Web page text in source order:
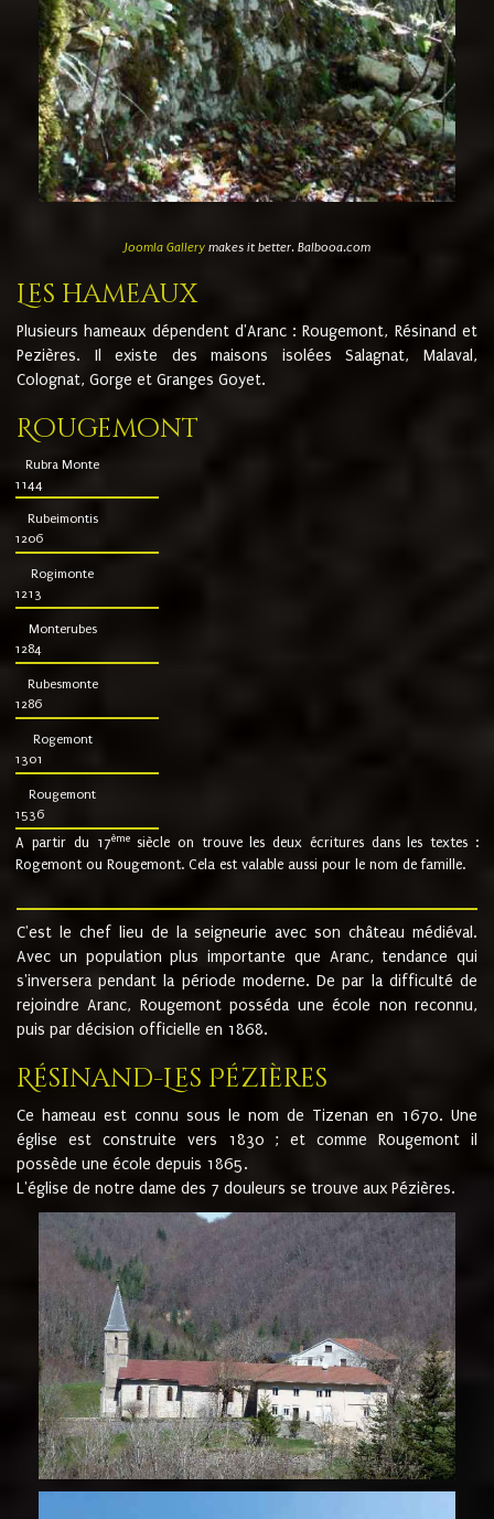
Joomla Gallerymakes it better. Balbooa.com
Les hameaux
Plusieurs hameaux dépendent d'Aranc : Rougemont, Résinand et
Pezières. Il existe des maisons isolées Salagnat, Malaval,
Colognat, Gorge et Granges Goyet.
Rougemont
Rubra Monte
1144
Rubeimontis
1206
Rogimonte
1213
Monterubes
1284
Rubesmonte
1286
Rogemont
1301
Rougemont
1536
A partir du 17ème siècle on trouve les deux écritures dans les textes :
Rogemont ou Rougemont. Cela est valable aussi pour le nom de famille.
C'est le chef lieu de la seigneurie avec son château médiéval.
Avec un population plus importante que Aranc, tendance qui
s'inversera pendant la période moderne. De par la difficulté de
rejoindre Aranc, Rougemont posséda une école non reconnu,
puis par décision officielle en 1868.
Résinand-Les Pézières
Ce hameau est connu sous le nom de Tizenan en 1670. Une
église est construite vers 1830 ; et comme Rougemont il
possède une école depuis 1865.
L'église de notre dame des 7 douleurs se trouve aux Pézières.